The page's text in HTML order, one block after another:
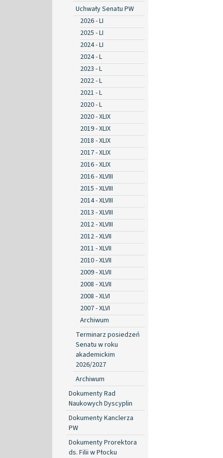
Uchwały Senatu PW
2026 - LI
2025 - LI
2024 - LI
2024 - L
2023 - L
2022 - L
2021 - L
2020 - L
2020 - XLIX
2019 - XLIX
2018 - XLIX
2017 - XLIX
2016 - XLIX
2016 - XLVIII
2015 - XLVIII
2014 - XLVIII
2013 - XLVIII
2012 - XLVIII
2012 - XLVII
2011 - XLVII
2010 - XLVII
2009 - XLVII
2008 - XLVII
2008 - XLVI
2007 - XLVI
Archiwum
Terminarz posiedzeń
Senatu w roku
akademickim
2026/2027
Archiwum
Dokumenty Rad
Naukowych Dyscyplin
Dokumenty Kanclerza
PW
Dokumenty Prorektora
ds. Filii w Płocku